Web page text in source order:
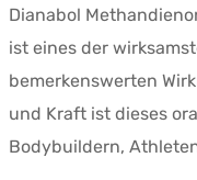
Dianabol
ist eines der
bemerkenswerten
und Kraft ist dieses
Bodybuildern,